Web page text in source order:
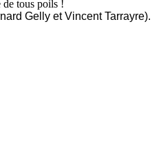
de tous poils !
Gelly et Vincent Tarrayre).